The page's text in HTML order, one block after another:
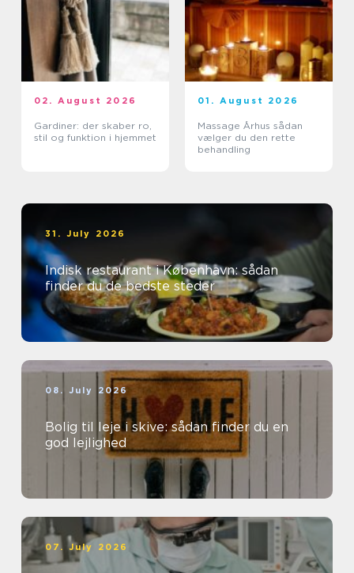
02. August 2026
Gardiner: der skaber ro,
stil og funktion i hjemmet
01. August 2026
Massage Århus sådan
vælger du den rette
behandling
31. July 2026
Indisk restaurant i København: sådan
finder du de bedste steder
08. July 2026
Bolig til leje i skive: sådan finder du en
god lejlighed
07. July 2026